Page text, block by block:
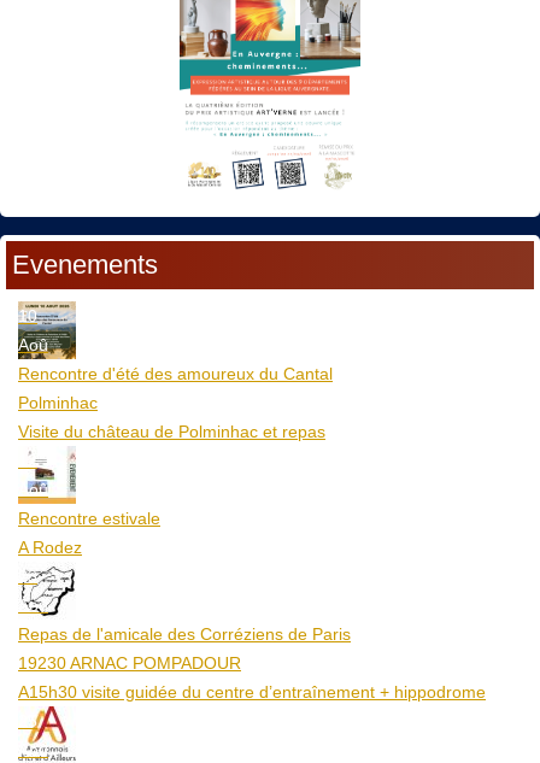
Evenements
10
Aoû
Rencontre d'été des amoureux du Cantal
Polminhac
Visite du château de Polminhac et repas
12
Aoû
Rencontre estivale
A Rodez
23
Aoû
Repas de l'amicale des Corréziens de Paris
19230 ARNAC POMPADOUR
A15h30 visite guidée du centre d’entraînement + hippodrome
25
Aoû